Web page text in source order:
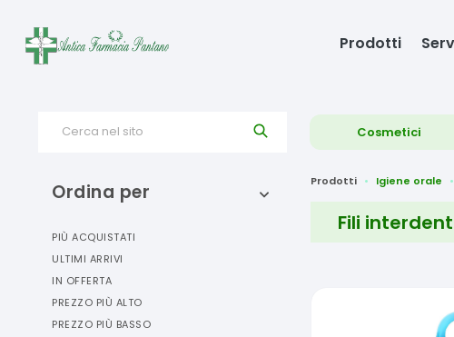
Prodotti
Cerca nel sito Cosmetici
Ordina per
PIÙ ACQUISTATI
ULTIMI ARRIVI
IN OFFERTA
PREZZO PIÙ ALTO
PREZZO PIÙ BASSO
Prodotti Igiene orale
Fili